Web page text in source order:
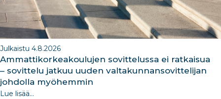
Julkaistu 4.8.2026
Ammattikorkeakoulujen sovittelussa ei ratkaisua
– sovittelu jatkuu uuden valtakunnansovittelijan
johdolla myöhemmin
Lue lisää...